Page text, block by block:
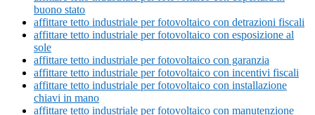
buono stato
affittare tetto industriale per fotovoltaico con detrazioni fiscali
affittare tetto industriale per fotovoltaico con esposizione al
sole
affittare tetto industriale per fotovoltaico con garanzia
affittare tetto industriale per fotovoltaico con incentivi fiscali
affittare tetto industriale per fotovoltaico con installazione
chiavi in mano
affittare tetto industriale per fotovoltaico con manutenzione